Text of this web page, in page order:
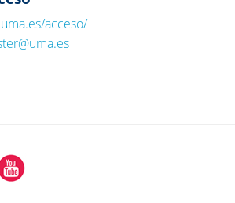
acceso/